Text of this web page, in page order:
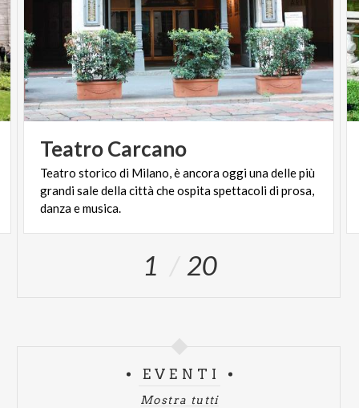
TeatroCarcano
Teatro storico di Milano, è ancora oggi una delle più
grandi sale della città che ospita spettacoli di prosa,
danza e musica.
1 20
EVENTI
Mostra tutti